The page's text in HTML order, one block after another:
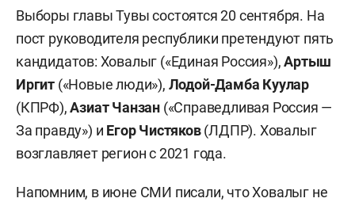
Выборы главы Тувы состоятся 20 сентября. На
пост руководителя республики претендуют пять
кандидатов: Ховалыг («Единая Россия»),Артыш
Иргит («Новые люди»), Лодой-Дамба Куулар
(КПРФ),Азиат Чанзан («Справедливая Россия —
За правду») и Егор Чистяков(ЛДПР). Ховалыг
возглавляет регион с 2021 года.
Напомним, в июне СМИ писали, что Ховалыг не